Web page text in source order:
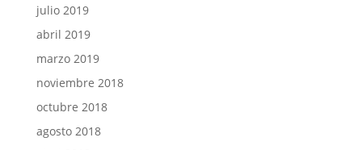
julio 2019
abril 2019
marzo 2019
noviembre 2018
octubre 2018
agosto 2018